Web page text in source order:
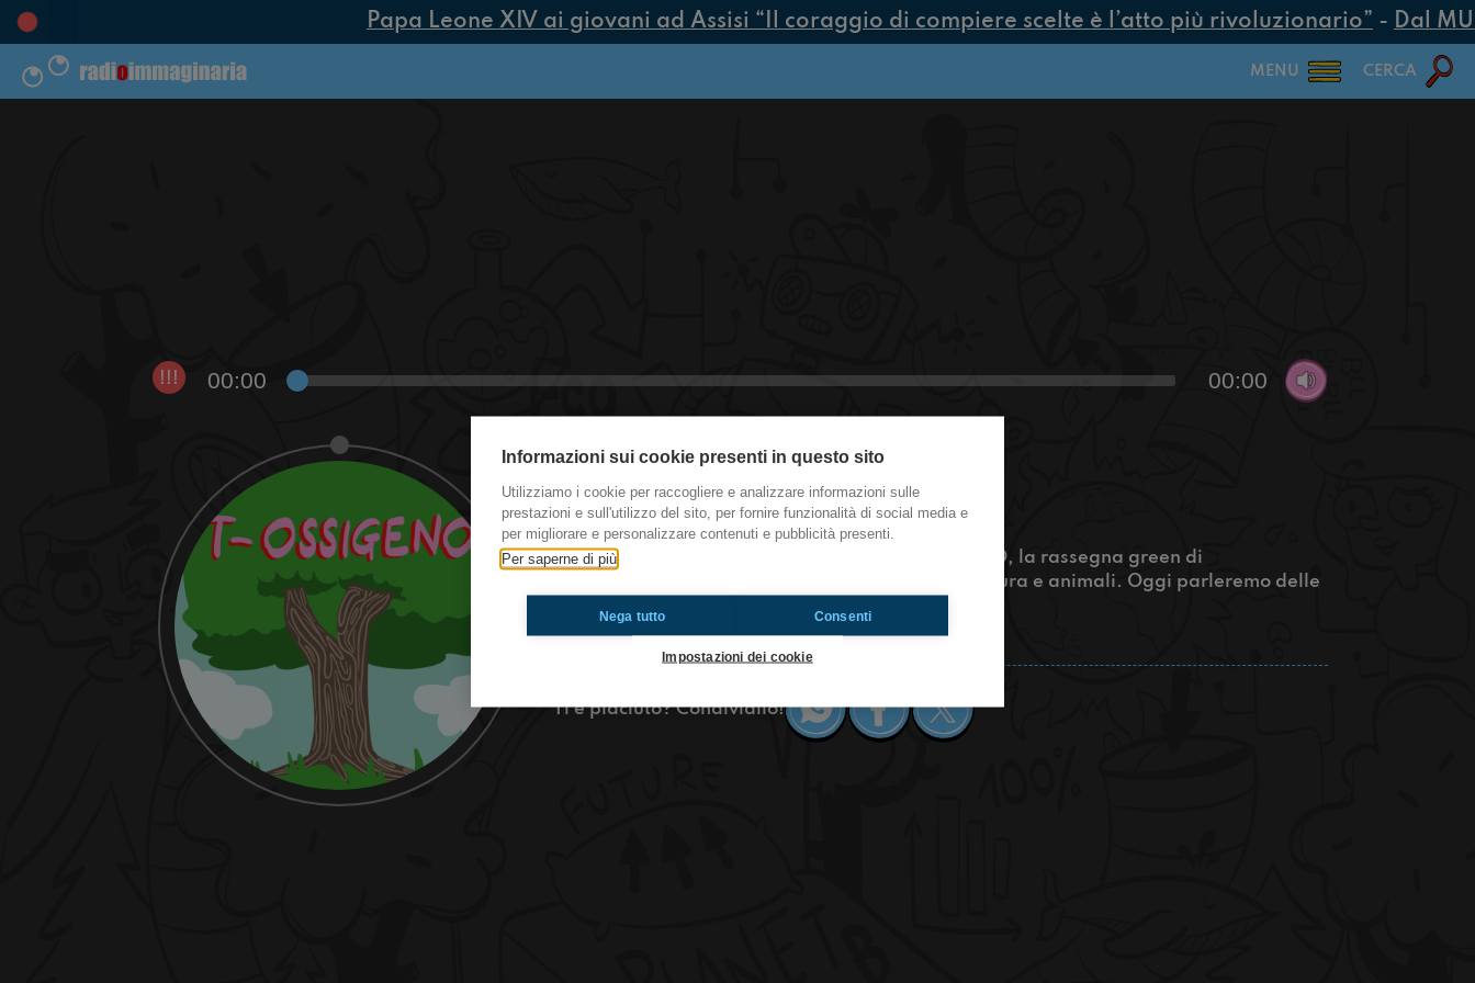
Papa Leone XIV ai giovani ad Assisi “Il coraggio di compiere scelte è l’atto più rivoluzionario”- Dal
MENU CERCA
!!! 00:00 00:00
Ep.384 Le rane della pioggia
Ciao! Quello che state ascoltando è il T-OSSIGENO, la rassegna green di
Radioimmaginaria in cui vi parlo di ambiente, natura e animali. Oggi parleremo delle
Ti è piaciuto? Condividilo!
Informazioni sui cookie presenti in questo sito
Utilizziamo i cookie per raccogliere e analizzare informazioni sulle
prestazioni e sull'utilizzo del sito, per fornire funzionalità di social media e
per migliorare e personalizzare contenuti e pubblicità presenti.
Per saperne di più
Nega tutto Consenti
Impostazioni dei cookie